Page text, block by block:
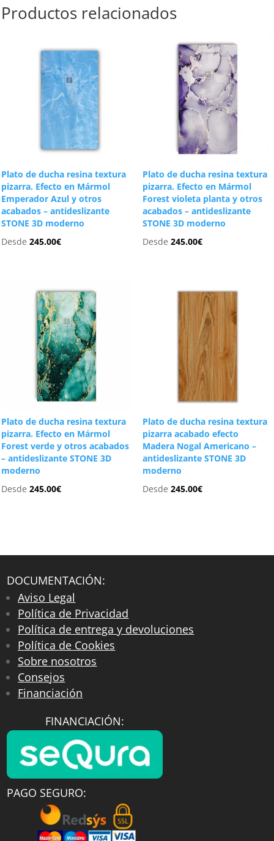
Productos relacionados
Plato de ducha resina textura
pizarra. Efecto en Mármol
Emperador Azul y otros
acabados – antideslizante
STONE 3D moderno
Desde245.00€
Plato de ducha resina textura
pizarra. Efecto en Mármol
Forest violeta planta y otros
acabados – antideslizante
STONE 3D moderno
Desde 245.00€
Plato de ducha resina textura
pizarra. Efecto en Mármol
Forest verde y otros acabados
– antideslizante STONE 3D
moderno
Desde245.00€
Plato de ducha resina textura
pizarra acabado efecto
Madera Nogal Americano –
antideslizante STONE 3D
moderno
Desde 245.00€
DOCUMENTACIÓN:
Aviso Legal
Política de Privacidad
Política de entrega y devoluciones
Política de Cookies
Sobre nosotros
Consejos
Financiación
FINANCIACIÓN:
PAGO SEGURO: